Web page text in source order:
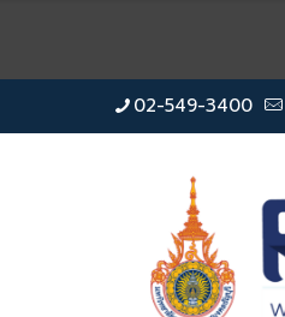
02-549-3400